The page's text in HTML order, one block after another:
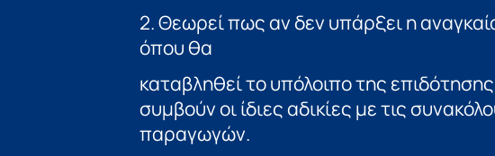
2. Θεωρεί πως αν δεν υπάρξει η
όπου θα
καταβληθεί το υπόλοιπο της
συμβούν οι ίδιες αδικίες με τις
παραγωγών.